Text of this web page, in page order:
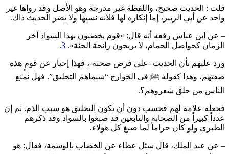
قلت : الحديث صحيح، واللفظة غير مدرجة وهو الأصل وقد رواها غير
واحد عن أبي الزبير، إما إنكاره لها فلأنه نسيها ولا يضر الحديث ذاك.
– عن ابن عباس رفعه أنه قال: «قوم يخضبون بهذا السواد آخر
الزمان كحواصل الحمام، لا يريحون رائحة الجنة». 3
.
ورد عليهم بأن الحديث -على فرض صحته-، فهذا إخبار عن قومٍ هذه
صفتهم، وهذا كقوله ﷺ في الخوارج “سيماهم التحليق”. فهل نمنع
الناس من حلق شعروهم؟.
فجعله علامة لهم فحسب دون أن يكون التحليق هو سبب الذم. ثم إن
عدداً كبيراً من الصحابة والتابعين قد صبغوا بالسواد وقد ذكرهم
الطبري ولو كان حراماً لما صبغ كل هؤلاء.
– عن عبد الملك، قال سئل عطاء عن الخضاب بالوسمة، فقال: هو